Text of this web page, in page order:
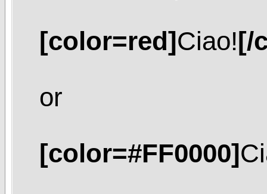
[color=red]Ciao![/
or
[color=#FF0000]